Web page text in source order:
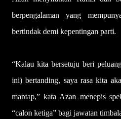
berpengalaman yang
bertindak demi kepentingan parti.
“Kalau kita bersetuju beri
ini) bertanding, saya rasa kita
mantap,” kata Azan menepis
“calon ketiga” bagi jawatan